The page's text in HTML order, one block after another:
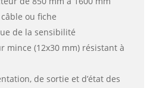
ou fiche
de la sensibilité
mince (12x30 mm) résistant à
de sortie et d’état des